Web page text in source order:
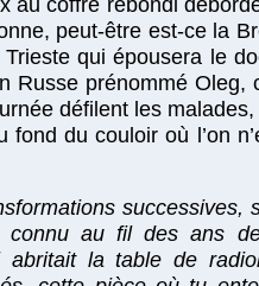
peut-être est-ce la
qui épousera le
Russe prénommé Oleg,
défilent les
du couloir où l’on
successives,
au fil des ans
la table de